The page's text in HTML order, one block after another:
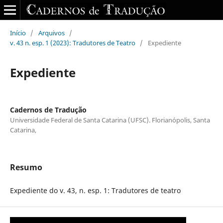
Início / Arquivos /
v. 43 n. esp. 1 (2023): Tradutores de Teatro / Expediente
Expediente
Cadernos de Tradução
Universidade Federal de Santa Catarina (UFSC). Florianópolis, Santa
Catarina,
Resumo
Expediente do v. 43, n. esp. 1: Tradutores de teatro